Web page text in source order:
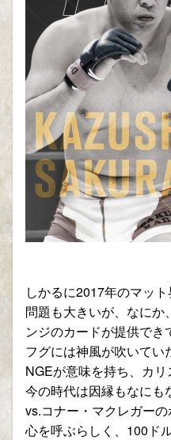
しかるに2017年のマッ
問題も大きいが、なに
ンジのカードが提供でき
フグには神風が吹いて
NGEが意味を持ち、カリ
今の時代は因縁もなにも
vs.コナー・マクレガー
心を呼ぶらしく、100ド